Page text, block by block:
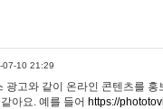
07-10 21:29
광고와 같이 온라인 콘텐츠를
아요. 예를 들어 https://